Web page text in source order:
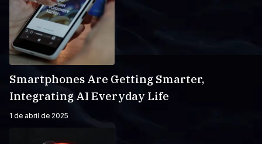
Smartphones Are Getting Smarter,
Integrating AI Everyday Life
1 de abril de 2025